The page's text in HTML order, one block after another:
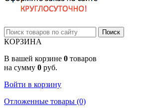
КОРЗИНА
В вашей корзине 0 товаров
на сумму 0 руб.
Войти в корзину
Отложенные товары (0)